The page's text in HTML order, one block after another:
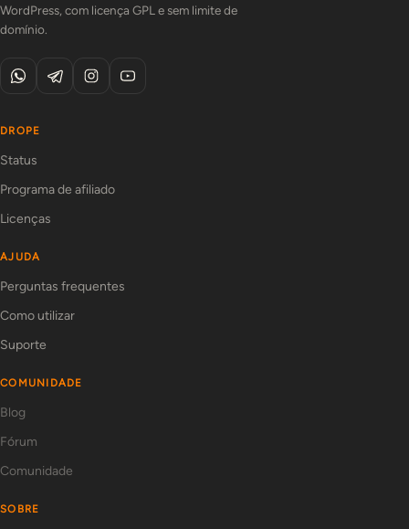
WordPress, com licença GPL e sem limite de
domínio.
DROPE
Status
Programa de afiliado
Licenças
AJUDA
Perguntas frequentes
Como utilizar
Suporte
COMUNIDADE
Blog
Fórum
Comunidade
SOBRE